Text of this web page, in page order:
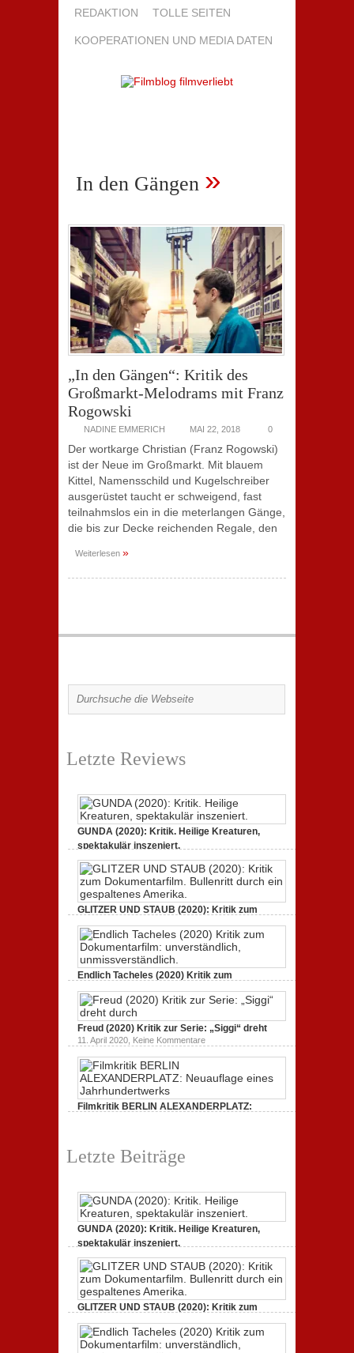
REDAKTION TOLLE SEITEN
KOOPERATIONEN UND MEDIA DATEN
In den Gängen »
„In den Gängen“: Kritik des
Großmarkt-Melodrams mit Franz
Rogowski
NADINE EMMERICH MAI 22, 2018 0
Der wortkarge Christian (Franz Rogowski)
ist der Neue im Großmarkt. Mit blauem
Kittel, Namensschild und Kugelschreiber
ausgerüstet taucht er schweigend, fast
teilnahmslos ein in die meterlangen Gänge,
die bis zur Decke reichenden Regale, den
Weiterlesen »
Letzte Reviews
GUNDA (2020): Kritik. Heilige Kreaturen,
spektakulär inszeniert.
GUNDA
(2020):
Kritik.
Kreaturen,
spektakulär
GLITZER UND STAUB (2020): Kritik zum
Dokumentarfilm.
3. Oktober 2020,Keine Kommentare zu
GLITZER
UND
(2020):
Kritik
zum
Dokumentarfilm.
durch
ein
Amerika.
Endlich Tacheles (2020) Kritik zum
Dokumentarfilm: unverständlich,
19. Mai 2020,Keine Kommentarezu
Tacheles
(2020)
Kritik
zum
Dokumentarfilm:
unmissverständlich.
Freud (2020) Kritik zur Serie: „Siggi“ dreht
11. April 2020, Keine Kommentarezu
Freud
(2020)
zur
dreht
durch
Filmkritik BERLIN ALEXANDERPLATZ:
Letzte Beiträge
GUNDA (2020): Kritik. Heilige Kreaturen,
spektakulär inszeniert.
GUNDA
(2020):
Kritik.
Kreaturen,
spektakulär
GLITZER UND STAUB (2020): Kritik zum
Dokumentarfilm. Bullenritt durch ein
gespaltenes Amerika.
3. Oktober 2020,Keine Kommentarezu